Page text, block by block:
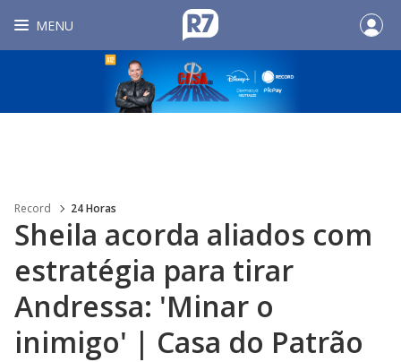
MENU
Record 24 Horas
Sheila acorda aliados com
estratégia para tirar
Andressa: 'Minar o
inimigo' | Casa do Patrão